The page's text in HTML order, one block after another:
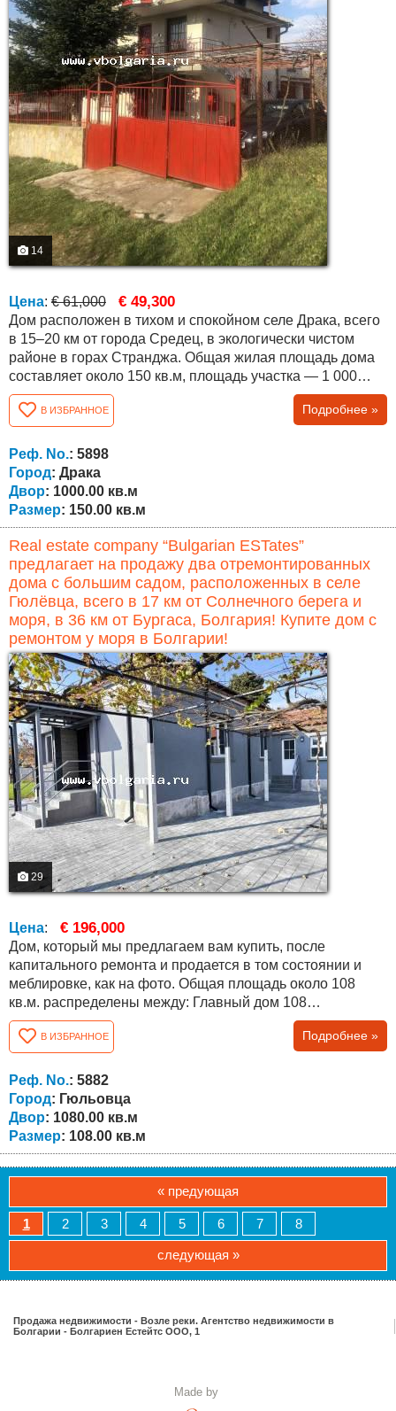
14
Цена: € 61,000 € 49,300
Дом расположен в тихом и спокойном селе Драка, всего
в 15–20 км от города Средец, в экологически чистом
районе в горах Странджа. Общая жилая площадь дома
составляет около 150 кв.м, площадь участка — 1 000
кв.м. Лестницы между этажами наружные.
Недвижимость предлагает прекрасный вид на
окружающую местность. Планировка следующая:
Первый этаж — кухня, гостиная, кладовое помещение,
В ИЗБРАННОЕ Подробнее »
Реф. No.: 5898
Город: Драка
Двор: 1000.00 кв.м
Размер: 150.00 кв.м
Real estate company “Bulgarian ESTates”
предлагает на продажу два отремонтированных
дома с большим садом, расположенных в селе
Гюлёвца, всего в 17 км от Солнечного берега и
моря, в 36 км от Бургаса, Болгария! Купите дом с
ремонтом у моря в Болгарии!
29
Цена: € 196,000
Дом, который мы предлагаем вам купить, после
капитального ремонта и продается в том состоянии и
меблировке, как на фото. Общая площадь около 108
кв.м. распределены между: Главный дом 108
квадратных метров с пристройкой и гостевым домом!
Все постройки, включая бетонный забор, легализованы.
Выполнен ремонт: утепление дома, заменены
электропроводка и водопроводные и канализационные
трубы по всему дому, забетонирован фундамент...
В ИЗБРАННОЕ Подробнее »
Реф. No.: 5882
Город: Гюльовца
Двор: 1080.00 кв.м
Размер: 108.00 кв.м
« предующая
1 2 3 4 5 6 7 8
следующая »
Продажа недвижимости - Возле реки. Агентство недвижимости в
Болгарии - Болгариен Естейтс ООО, 1
Made by